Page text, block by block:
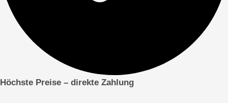
Höchste Preise – direkte Zahlung